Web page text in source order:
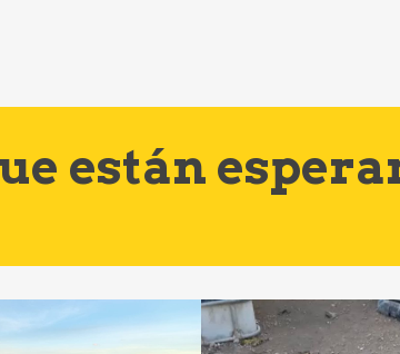
están